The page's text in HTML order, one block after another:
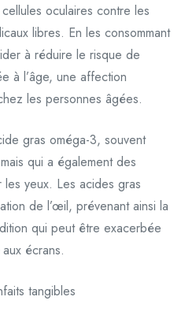
oculaires contre les
libres. En les consommant
à réduire le risque de
à l’âge, une affection
les personnes âgées.
gras oméga-3, souvent
qui a également des
les yeux. Les acides gras
de l’œil, prévenant ainsi la
qui peut être exacerbée
écrans.
tangibles